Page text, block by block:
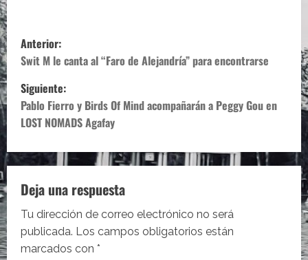
N
a
v
e
g
a
c
i
Anterior:
Swit M le canta al “Faro de Alejandría” para encontrarse
Siguiente:
Pablo Fierro y Birds Of Mind acompañarán a Peggy Gou en
LOST NOMADS Agafay
Deja una respuesta
Tu dirección de correo electrónico no será
publicada. Los campos obligatorios están
marcados con *